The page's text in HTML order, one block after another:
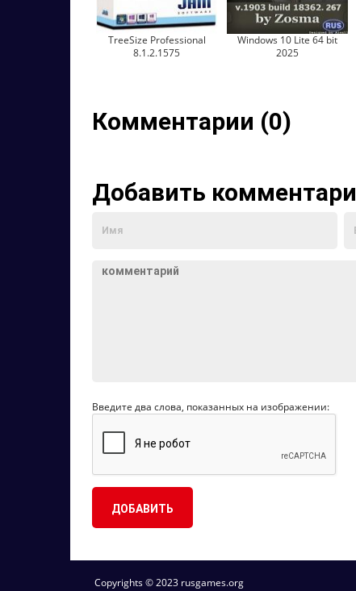
TreeSize Professional
8.1.2.1575
Windows 10 Lite 64 bit
2025
Комментарии (0)
Добавить
Введите два слова, показанных на изображении:
Copyrights © 2023 rusgames.org